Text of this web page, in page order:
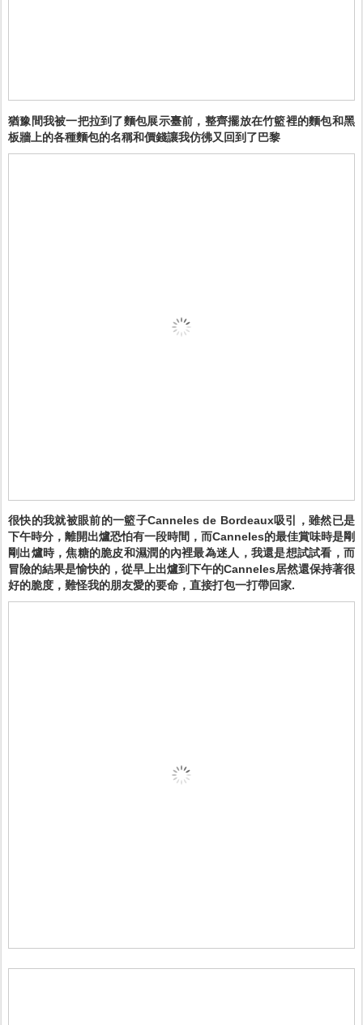
猶豫間我被一把拉到了麵包展示臺前，整齊擺放在竹籃裡的麵包和黑
板牆上的各種麵包的名稱和價錢讓我仿彿又回到了巴黎
很快的我就被眼前的一籃子Canneles de Bordeaux吸引，雖然已是
下午時分，離開出爐恐怕有一段時間，而Canneles的最佳賞味時是剛
剛出爐時，焦糖的脆皮和濕潤的內裡最為迷人，我還是想試試看，而
冒險的結果是愉快的，從早上出爐到下午的Canneles居然還保持著很
好的脆度，難怪我的朋友愛的要命，直接打包一打帶回家.